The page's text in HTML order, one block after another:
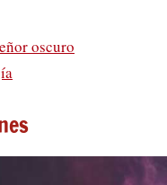
oscuro